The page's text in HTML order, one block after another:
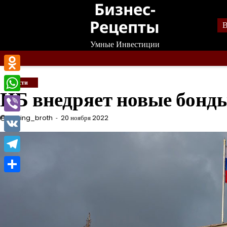
Бизнес-
Рецепты
Умные Инвестиции
Новости
ЦБ внедряет новые
mining_broth 20 ноября 2022
Odnoklassniki
WhatsApp
Viber
VK
Telegram